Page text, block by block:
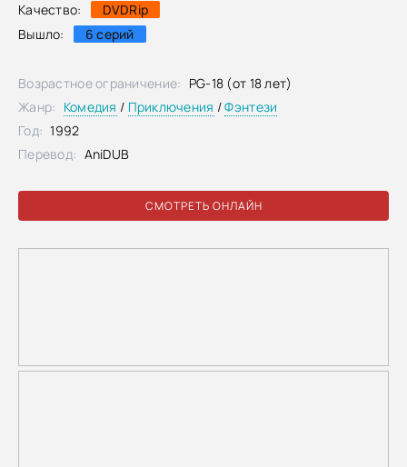
Качество:
DVDRip
Вышло:
6 серий
СМОТРЕТЬ ОНЛАЙН
Возрастное ограничение: PG-18 (от 18 лет)
Жанр: Комедия / Приключения /Фэнтези
Год: 1992
Перевод: AniDUB